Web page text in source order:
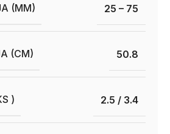
(MM) 25 – 75
(CM) 50.8
) 2.5 / 3.4